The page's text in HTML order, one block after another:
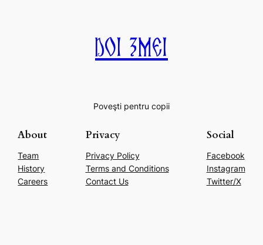
Doi Zmei
Poveşti pentru copii
About
Team
History
Careers
Privacy
Privacy Policy
Terms and Conditions
Contact Us
Social
Facebook
Instagram
Twitter/X